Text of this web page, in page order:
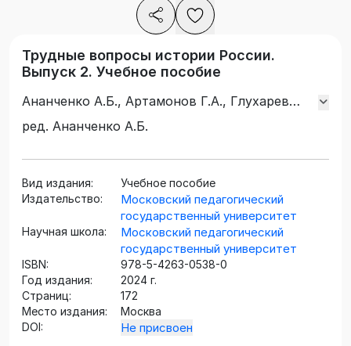
Трудные вопросы истории России.
Выпуск 2. Учебное пособие
Ананченко А.Б., Артамонов Г.А., Глухарев
Н.Н., Зданович А.А., Карасева А.А., Маландин
В.Ж., Чураков Д.О., Шаповалов В.Л., Юрьев
А.И.
ред. Ананченко А.Б.
Вид издания:
Учебное пособие
Издательство:
Московский педагогический
государственный университет
Научная школа:
Московский педагогический
государственный университет
ISBN:
978-5-4263-0538-0
Год издания:
2024 г.
Страниц:
172
Место издания:
Москва
DOI:
Не присвоен